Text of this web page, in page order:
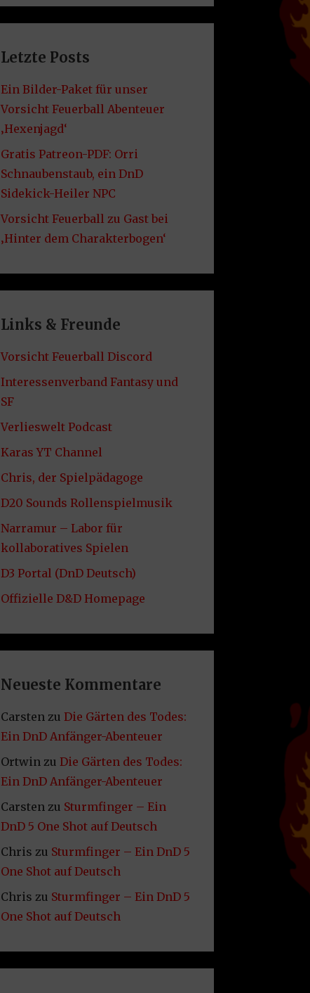
Letzte Posts
Ein Bilder-Paket für unser
Vorsicht Feuerball Abenteuer
‚Hexenjagd‘
Gratis Patreon-PDF: Orri
Schnaubenstaub, ein DnD
Sidekick-Heiler NPC
Vorsicht Feuerball zu Gast bei
‚Hinter dem Charakterbogen‘
Links & Freunde
Vorsicht Feuerball Discord
Interessenverband Fantasy und
SF
Verlieswelt Podcast
Karas YT Channel
Chris, der Spielpädagoge
D20 Sounds Rollenspielmusik
Narramur – Labor für
kollaboratives Spielen
D3 Portal (DnD Deutsch)
Offizielle D&D Homepage
Neueste Kommentare
Carstenzu Die Gärten des Todes:
Ein DnD Anfänger-Abenteuer
Ortwinzu Die Gärten des Todes:
Ein DnD Anfänger-Abenteuer
Carstenzu Sturmfinger – Ein
DnD 5 One Shot auf Deutsch
Chris zu Sturmfinger – Ein DnD 5
One Shot auf Deutsch
Chris zu Sturmfinger – Ein DnD 5
One Shot auf Deutsch